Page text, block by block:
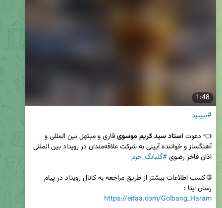
1:48
#ببینید
👈 دعوت استاد سید کریم موسوی
اذان فاخر رضوی #گلبانگ_حرم
رسان ایتا :
https://eitaa.com/Golbang_Haram